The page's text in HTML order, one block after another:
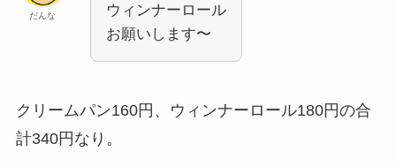
だんな
ウィンナーロール
お願いします〜
クリームパン160円、ウィンナーロール180円の合
計340円なり。